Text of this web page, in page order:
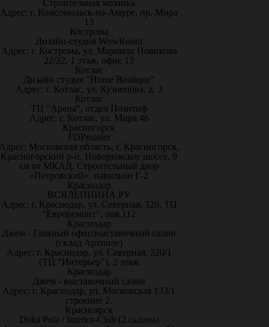
Строительная мозаика
Адрес: г. Комсомольск-на-Амуре, пр. Мира
13
Кострома
Дизайн-студия WowRoom
Адрес: г. Кострома, ул. Маршала Новикова
22/22, 1 этаж, офис 13
Котлас
Дизайн студия "Home Boutique"
Адрес: г. Котлас, ул. Кузнецова, д. 3
Котлас
ТЦ "Арена", отдел Позитиф
Адрес: г. Котлас, ул. Мира 46
Красногорск
FDPmaster
Московская область, г. Красногорск,
Красногорский р-н, Новорижское шоссе, 9
км от МКАД. Строительный двор
«Петровский», павильон Г-2
Краснодар
ВСЯЛЕПНИНА.РУ
Адрес: г. Краснодар, ул. Северная, 320, ТЦ
"Евроремонт", пав.112
Краснодар
Джем - Главный офис/выставочный салон
(склад Артполе)
Адрес: г. Краснодар, ул. Северная, 320/1
(ТЦ "Интерьер"), 2 этаж
Краснодар
Джем - выставочный салон
Адрес: г. Краснодар, ул. Московская 133/1
строение 2.
Красноярск
Doka Pola / Interior-Club (2 салона)